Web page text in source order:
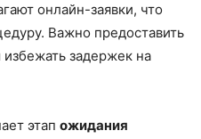
онлайн-заявки, что
Важно предоставить
задержек на
этап ожидания